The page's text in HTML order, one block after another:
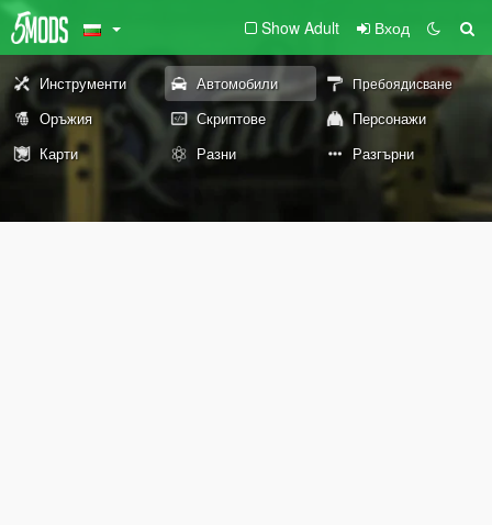
Show Adult Вход
Инструменти Автомобили Пребоядисване
Оръжия Скриптове
Персонажи
Карти
Разни Разгърни